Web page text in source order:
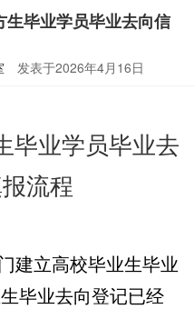
毕业学员毕业去向信
发表于2026年4月16日
毕业学员毕业去
流程
建立高校毕业生毕业
毕业去向登记已经